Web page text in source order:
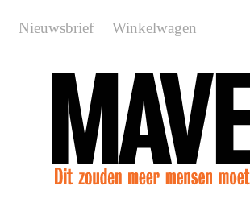
Nieuwsbrief Winkelwagen